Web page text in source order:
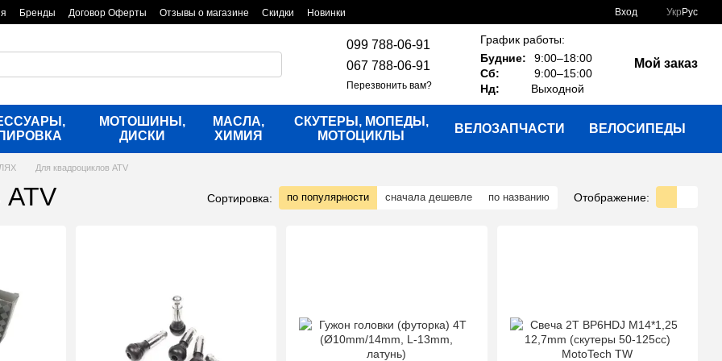
Бренды Договор Оферты Отзывы о магазине Скидки Новинки Вход Укр Рус
099 788-06-91
067 788-06-91
Перезвонить вам?
График работы:
Будние:
9:00–18:00
Сб:
9:00–15:00
Нд:
Выходной
Мой заказ
МОТОШИНЫ,
ДИСКИ
МАСЛА,
ХИМИЯ
СКУТЕРЫ, МОПЕДЫ,
МОТОЦИКЛЫ
ВЕЛОЗАПЧАСТИ ВЕЛОСИПЕДЫ
Для квадроциклов ATV
ATV Сортировка: по популярности сначала дешевле по названию Отображение: